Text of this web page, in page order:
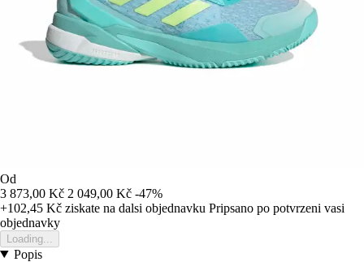
Od
3 873,00 Kč 2 049,00 Kč -47%
+102,45 Kč ziskate na dalsi objednavku Pripsano po potvrzeni vasi
objednavky
Loading...
Popis